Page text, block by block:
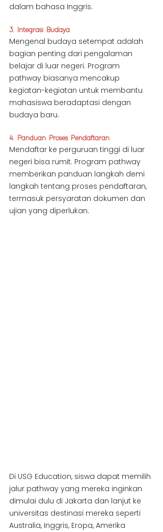
dalam bahasa Inggris.
3. Integrasi Budaya
Mengenal budaya setempat adalah
bagian penting dari pengalaman
belajar di luar negeri. Program
pathway biasanya mencakup
kegiatan-kegiatan untuk membantu
mahasiswa beradaptasi dengan
budaya baru.
4. Panduan Proses Pendaftaran
Mendaftar ke perguruan tinggi di luar
negeri bisa rumit. Program pathway
memberikan panduan langkah demi
langkah tentang proses pendaftaran,
termasuk persyaratan dokumen dan
ujian yang diperlukan.
Di USG Education, siswa dapat memilih
jalur pathway yang mereka inginkan
dimulai dulu di Jakarta dan lanjut ke
universitas destinasi mereka seperti
Australia, Inggris, Eropa, Amerika